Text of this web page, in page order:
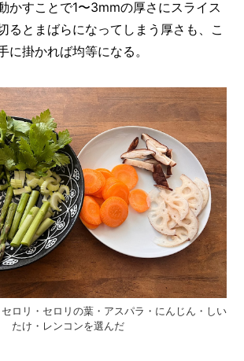
かすことで1〜3mmの厚さにスライス
るとまばらになってしまう厚さも、こ
に掛かれば均等になる。
ロリ・セロリの葉・アスパラ・にんじん・しい
たけ・レンコンを選んだ